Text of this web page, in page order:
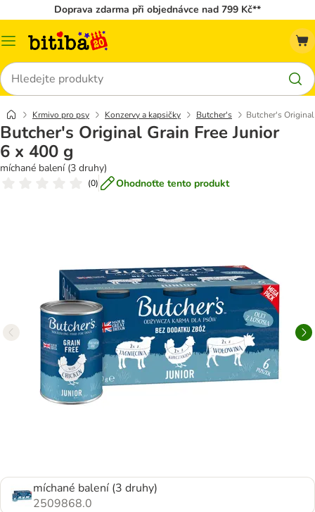
Doprava zdarma při objednávce nad 799 Kč**
Kategorie
Hledat
Krmivo pro psy Konzervy a kapsičky Butcher's Butcher's
Butcher's Original Grain Free Junior
6 x 400 g
míchané balení (3 druhy)
(0) Ohodnoťte tento produkt
míchané balení (3 druhy)
2509868.0